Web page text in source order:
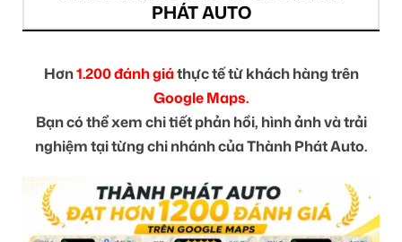
PHÁT AUTO
Hơn1.200 đánh giáthực tế từ khách hàng trên
Google Maps.
Bạn có thể xem chi tiết phản hồi, hình ảnh và trải
nghiệm tại từng chi nhánh của Thành Phát Auto.